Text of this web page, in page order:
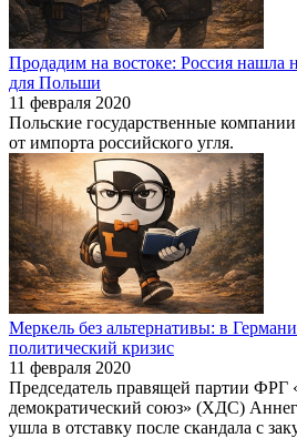
Продадим на востоке: Россия нашла
для Польши
11 февраля 2020
Польские государственные компании
от импорта российского угля.
Меркель без альтернативы: в
политический кризис
11 февраля 2020
Председатель правящей партии ФРГ
демократический союз» (ХДС)
ушла в отставку после скандала с